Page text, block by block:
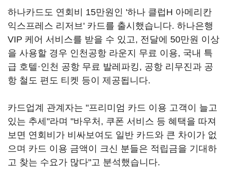
하나카드도 연회비 15만원인 '하나 클럽H 아메리칸
익스프레스 리저브' 카드를 출시했습니다. 하나은행
VIP 케어 서비스를 받을 수 있고, 전달에 50만원 이상
을 사용할 경우 인천공항 라운지 무료 이용, 국내 특
급 호텔·인천 공항 무료 발레파킹, 공항 리무진과 공
항 철도 편도 티켓 등이 제공됩니다.
카드업계 관계자는 "프리미엄 카드 이용 고객이 늘고
있는 추세"라며 "바우처, 쿠폰 서비스 등 혜택을 따져
보면 연회비가 비싸보여도 일반 카드와 큰 차이가 없
으며 카드 이용 금액이 크신 분들은 적립금을 기대하
고 찾는 수요가 많다"고 분석했습니다.